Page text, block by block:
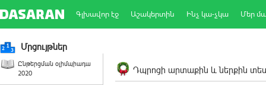
Գլխավոր էջ Աշակերտին Ինչ կա-չկա Մեր
Մրցույթներ
Ընթերցման օլիմպիադա
2020
Դպրոցի արտաքին և ներքին